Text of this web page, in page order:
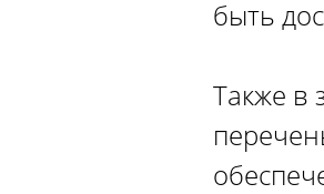
быть
Также в